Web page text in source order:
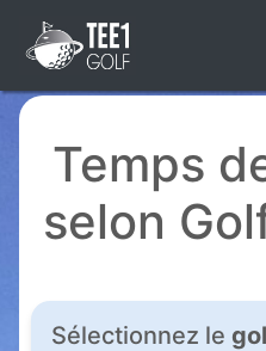
Temps
selon
Sélectionnez le